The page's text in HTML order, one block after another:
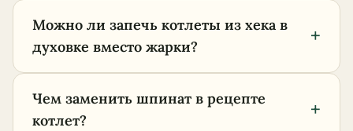
Можно ли запечь котлеты из хека в
духовке вместо жарки?
+
Чем заменить шпинат в рецепте
котлет?
+